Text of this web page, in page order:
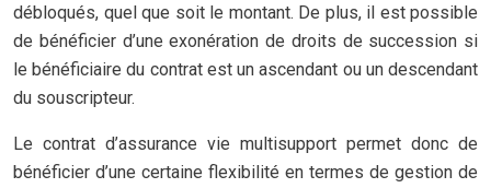
débloqués, quel que soit le montant. De plus, il est possible
de bénéficier d’une exonération de droits de succession si
le bénéficiaire du contrat est un ascendant ou un descendant
du souscripteur.
Le contrat d’assurance vie multisupport permet donc de
bénéficier d’une certaine flexibilité en termes de gestion de